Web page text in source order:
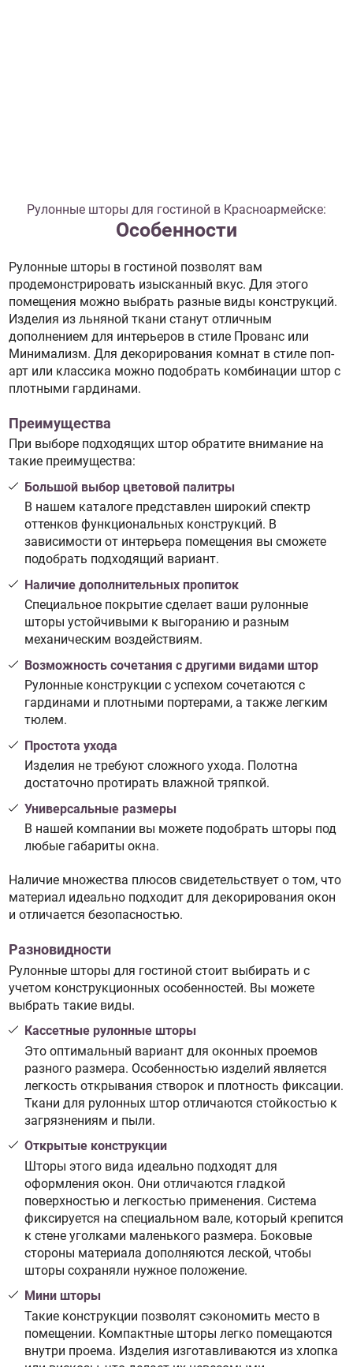
Рулонные шторы для гостиной в Красноармейске:
Особенности
Рулонные шторы в гостиной позволят вам
продемонстрировать изысканный вкус. Для этого
помещения можно выбрать разные виды конструкций.
Изделия из льняной ткани станут отличным
дополнением для интерьеров в стиле Прованс или
Минимализм. Для декорирования комнат в стиле поп-
арт или классика можно подобрать комбинации штор с
плотными гардинами.
Преимущества
При выборе подходящих штор обратите внимание на
такие преимущества:
Большой выбор цветовой палитры
В нашем каталоге представлен широкий спектр
оттенков функциональных конструкций. В
зависимости от интерьера помещения вы сможете
подобрать подходящий вариант.
Наличие дополнительных пропиток
Специальное покрытие сделает ваши рулонные
шторы устойчивыми к выгоранию и разным
механическим воздействиям.
Возможность сочетания с другими видами штор
Рулонные конструкции с успехом сочетаются с
гардинами и плотными портерами, а также легким
тюлем.
Простота ухода
Изделия не требуют сложного ухода. Полотна
достаточно протирать влажной тряпкой.
Универсальные размеры
В нашей компании вы можете подобрать шторы под
любые габариты окна.
Наличие множества плюсов свидетельствует о том, что
материал идеально подходит для декорирования окон
и отличается безопасностью.
Разновидности
Рулонные шторы для гостиной стоит выбирать и с
учетом конструкционных особенностей. Вы можете
выбрать такие виды.
Кассетные рулонные шторы
Это оптимальный вариант для оконных проемов
разного размера. Особенностью изделий является
легкость открывания створок и плотность фиксации.
Ткани для рулонных штор отличаются стойкостью к
загрязнениям и пыли.
Открытые конструкции
Шторы этого вида идеально подходят для
оформления окон. Они отличаются гладкой
поверхностью и легкостью применения. Система
фиксируется на специальном вале, который крепится
к стене уголками маленького размера. Боковые
стороны материала дополняются леской, чтобы
шторы сохраняли нужное положение.
Мини шторы
Такие конструкции позволят сэкономить место в
помещении. Компактные шторы легко помещаются
внутри проема. Изделия изготавливаются из хлопка